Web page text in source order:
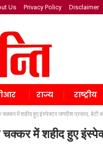
Us Privacy Policy Disclaimer
राज्य राष्ट्रीय
में शहीद हुए इंस्पेक्टर जगदीश प्रसाद, बेटी
में शहीद हुए